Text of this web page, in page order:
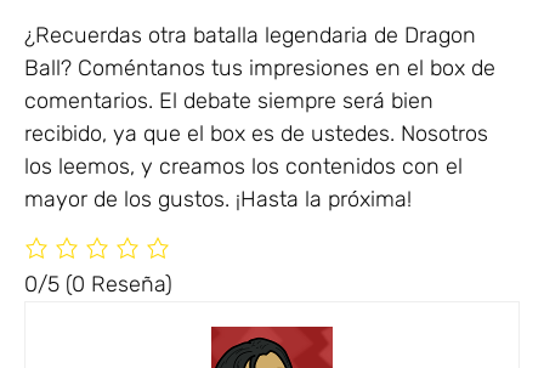
¿Recuerdas otra batalla legendaria de Dragon
Ball? Coméntanos tus impresiones en el box de
comentarios. El debate siempre será bien
recibido, ya que el box es de ustedes. Nosotros
los leemos, y creamos los contenidos con el
mayor de los gustos. ¡Hasta la próxima!
0/5 (0 Reseña)